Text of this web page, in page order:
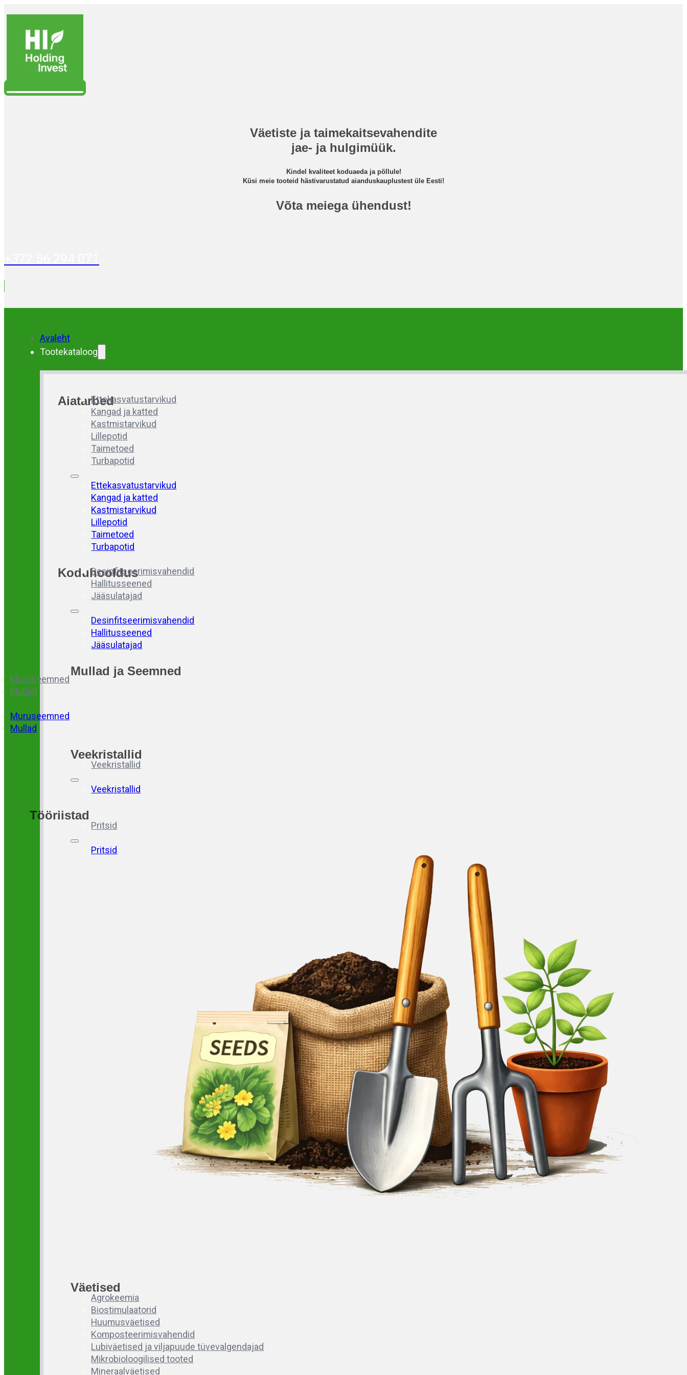
Väetiste ja taimekaitsevahendite
jae- ja hulgimüük.
Kindel kvaliteet koduaeda ja põllule!
Küsi meie tooteid hästivarustatud aianduskauplustest üle Eesti!
Võta meiega ühendust!
Avaleht
Tootekataloog
AiatarbedEttekasvatustarvikud
Kangad ja katted
Kastmistarvikud
Lillepotid
Taimetoed
Turbapotid
Ettekasvatustarvikud
Kangad ja katted
Kastmistarvikud
Lillepotid
Taimetoed
Turbapotid
Koduhooldus
Desinfitseerimisvahendid
Hallitusseened
Jääsulatajad
Desinfitseerimisvahendid
Hallitusseened
Jääsulatajad
Mullad ja Seemned
Muruseemned
Mullad
Muruseemned
Mullad
Veekristallid
Veekristallid
Veekristallid
Tööriistad
Pritsid
Pritsid
Väetised
Agrokeemia
Biostimulaatorid
Huumusväetised
Komposteerimisvahendid
Lubiväetised ja viljapuude tüvevalgendajad
Mikrobioloogilised tooted
Mineraalväetised